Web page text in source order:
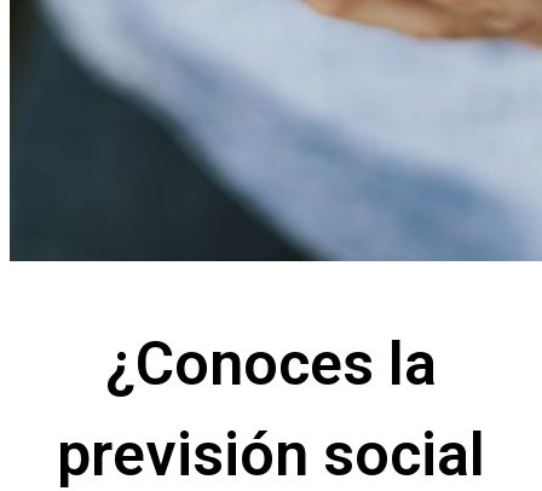
¿Conoces la
previsión social